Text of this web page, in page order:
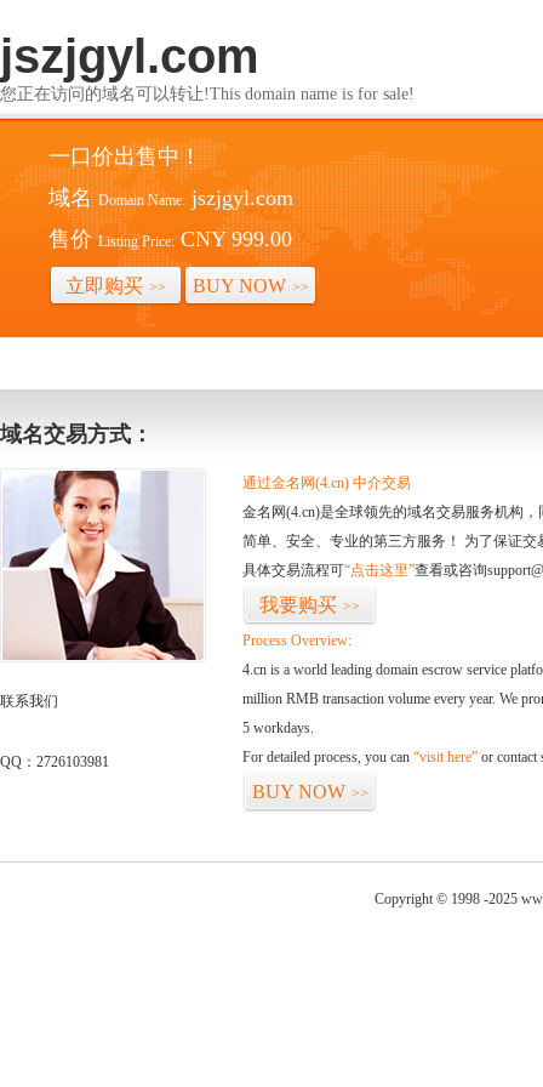
jszjgyl.com
您正在访问的域名可以转让!This domain name is for sale!
一口价出售中！
域名 Domain Name: jszjgyl.com
售价 Listing Price: CNY 999.00
立即购买 >> BUY NOW >>
域名交易方式：
联系我们
QQ：2726103981
通过金名网(4.cn) 中介交易
金名网(4.cn)是全球领先的域名交易服务机构
简单、安全、专业的第三方服务！ 为了保证
具体交易流程可“点击这里”查看或咨询
我要购买 >>
Process Overview:
4.cn is a world leading domain escrow service
million RMB transaction volume every year. We
5 workdays.
For detailed process, you can “visit here” or contact
BUY NOW >>
Copyright © 1998 -2025